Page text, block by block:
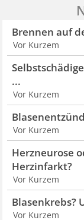
Brennen auf
Vor Kurzem
...
Vor Kurzem
Vor Kurzem
Herzneurose
Herzinfarkt?
Vor Kurzem
Blasenkrebs?
Vor Kurzem